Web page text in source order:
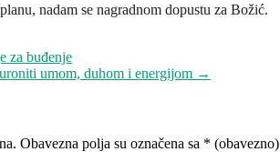
nadam se nagradnom dopustu za Božić.
za buđenje
umom, duhom i energijom →
Obavezna polja su označena sa * (obavezno)